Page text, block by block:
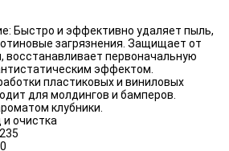
Быстро и эффективно удаляет пыль,
загрязнения. Защищает от
восстанавливает первоначальную
эффектом.
пластиковых и виниловых
для молдингов и бамперов.
клубники.
и очистка
235